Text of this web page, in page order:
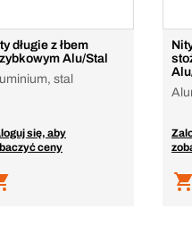
długie z łbem
Alu/Stal
stal
się, aby
ceny